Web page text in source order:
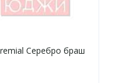
Серебро браш